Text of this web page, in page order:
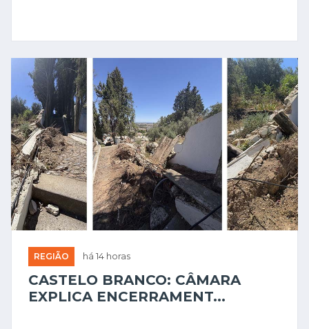
REGIÃO há 14 horas
CASTELO BRANCO: CÂMARA
EXPLICA ENCERRAMENT...